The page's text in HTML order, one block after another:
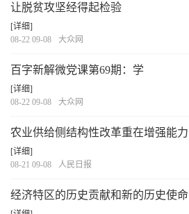
让脱贫攻坚经得起检验
[详细]
08-22 09-08
大众网
百字新解微党课第69期：学
[详细]
08-22 09-08
大众网
农业供给侧结构性改革重在增强能力
[详细]
08-21 09-08
人民日报
经济特区的历史贡献和新的历史使命